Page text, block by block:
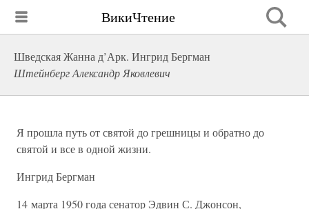
ВикиЧтение
Шведская Жанна д’Арк. Ингрид Бергман
Штейнберг Александр Яковлевич
Я прошла путь от святой до грешницы и обратно до
святой и все в одной жизни.
Ингрид Бергман
14 марта 1950 года сенатор Эдвин С. Джонсон,